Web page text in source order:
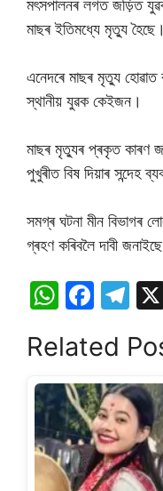
মৎসপালনৰ লগত জড়িত
মাছৰ ইতিমধ্যে মৃত্যু হৈছে।
এনেদৰে মাছৰ মৃত্যু হোৱাত
স্থানীয় যুৱক কেইজন।
মাছৰ মৃত্যুৰ প্ৰকৃত কাৰণ
পুখুৰীত বিষ দিয়াৰ সন্দেহ
সমগ্ৰ ঘটনা মীন বিভাগৰ
গ্ৰহণ কৰিবলৈ দাবী
W
at
s
A
p
p
F
c
e
b
o
o
T
e
gr
a
m
Related